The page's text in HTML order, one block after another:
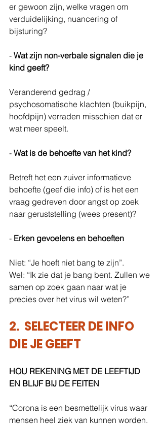
er gewoon zijn, welke vragen om
verduidelijking, nuancering of
bijsturing?
- Wat zijn non-verbale signalen die je
kind geeft?
Veranderend gedrag /
psychosomatische klachten (buikpijn,
hoofdpijn) verraden misschien dat er
wat meer speelt.
- Wat is de behoefte van het kind?
Betreft het een zuiver informatieve
behoefte (geef die info) of is het een
vraag gedreven door angst op zoek
naar geruststelling (wees present)?
- Erken gevoelens en behoeften
Niet: “Je hoeft niet bang te zijn”.
Wel: “Ik zie dat je bang bent. Zullen we
samen op zoek gaan naar wat je
precies over het virus wil weten?”
2.  SELECTEER DE INFO
DIE JE GEEFT
HOU REKENING MET DE LEEFTIJD
EN BLIJF BIJ DE FEITEN
“Corona is een besmettelijk virus waar
mensen heel ziek van kunnen worden.